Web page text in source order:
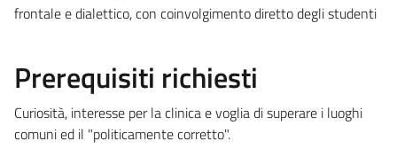
frontale e dialettico, con coinvolgimento diretto degli studenti
Prerequisiti richiesti
Curiosità, interesse per la clinica e voglia di superare i luoghi
comuni ed il "politicamente corretto".